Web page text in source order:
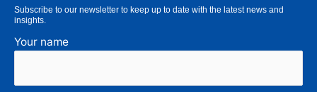
Subscribe to our newsletter to keep up to date with the latest news and
insights.
Your name